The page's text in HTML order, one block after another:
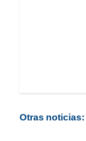
Otras noticias: